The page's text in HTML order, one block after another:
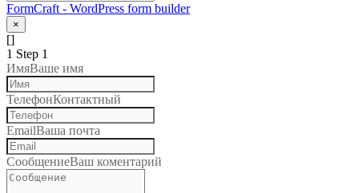
FormCraft - WordPress form builder
×
[]
1 Step 1
ИмяВаше имя
ТелефонКонтактный
EmailВаша почта
СообщениеВаш коментарий